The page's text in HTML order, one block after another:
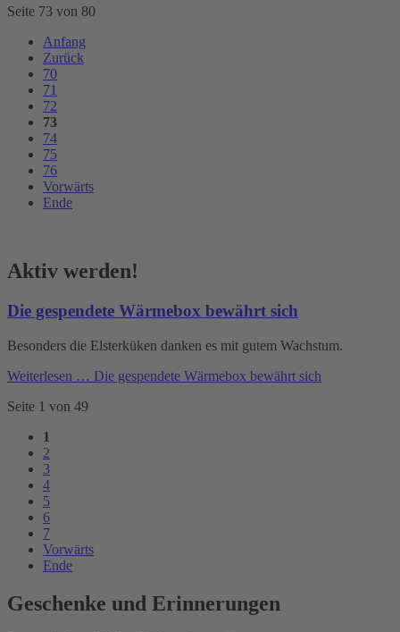
Seite 73 von 80
Anfang
Zurück
70
71
72
73
74
75
76
Vorwärts
Ende
Aktiv werden!
Die gespendete Wärmebox bewährt sich
Besonders die Elsterküken danken es mit gutem Wachstum.
Weiterlesen … Die gespendete Wärmebox bewährt sich
Seite 1 von 49
1
2
3
4
5
6
7
Vorwärts
Ende
Geschenke und Erinnerungen